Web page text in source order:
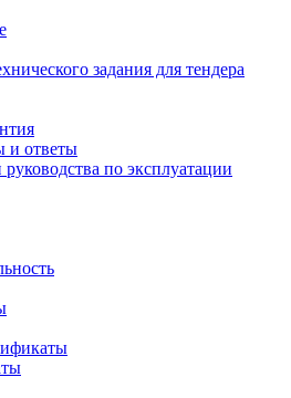
задания для тендера
и ответы
по эксплуатации